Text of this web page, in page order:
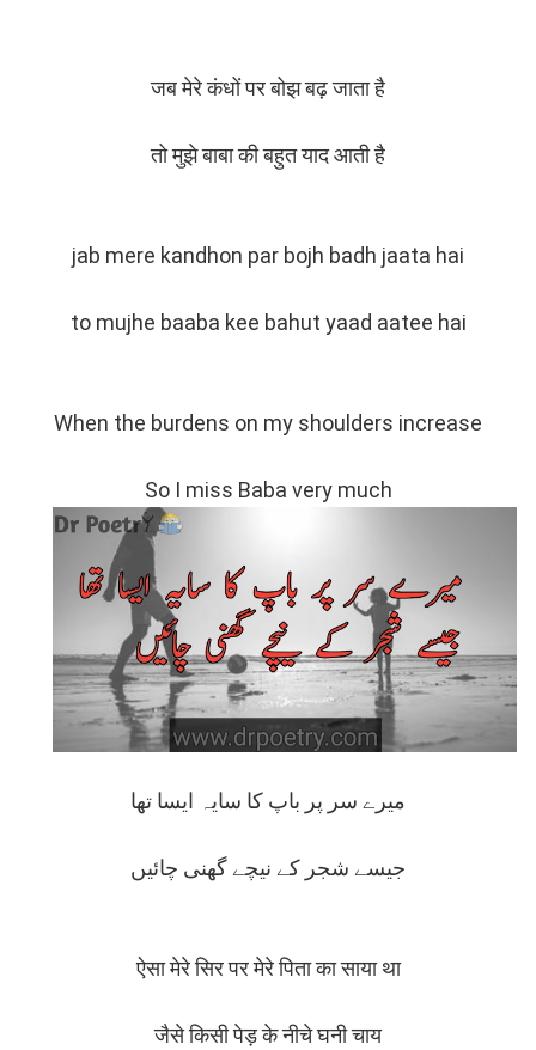
जब मेरे कंधों पर बोझ बढ़ जाता है
तो मुझे बाबा की बहुत याद आती है
jab mere kandhon par bojh badh jaata hai
to mujhe baaba kee bahut yaad aatee hai
When the burdens on my shoulders increase
So I miss Baba very much
میرے سر پر باپ کا سایہ ایسا تھا
جیسے شجر کے نیچے گھنی چائیں
ऐसा मेरे सिर पर मेरे पिता का साया था
जैसे किसी पेड़ के नीचे घनी चाय